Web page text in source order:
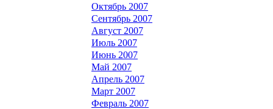
Октябрь 2007
Сентябрь 2007
Август 2007
Июль 2007
Июнь 2007
Май 2007
Апрель 2007
Март 2007
Февраль 2007